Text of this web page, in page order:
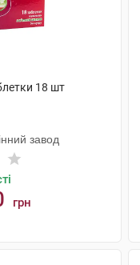
18 шт
завод
грн